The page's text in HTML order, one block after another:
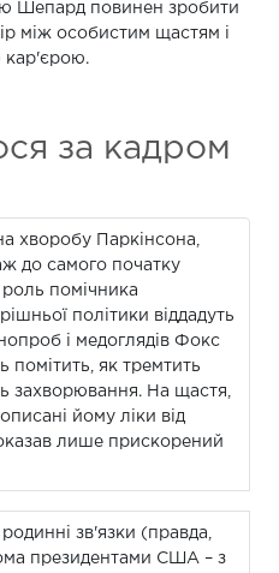
Шепард повинен зробити
між особистим щастям і
кар'єрою.
за кадром
хворобу Паркінсона,
до самого початку
помічника
політики віддадуть
і медоглядів Фокс
помітить, як тремтить
захворювання. На щастя,
йому ліки від
лише прискорений
зв'язки (правда,
президентами США – з